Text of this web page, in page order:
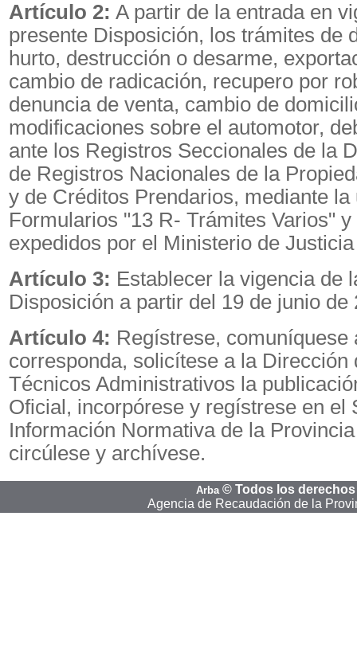
Artículo 2: A partir de la entrada en
presente Disposición, los trámites de
hurto, destrucción o desarme,
cambio de radicación, recupero por
denuncia de venta, cambio de
modificaciones sobre el automotor,
ante los Registros Seccionales de la
de Registros Nacionales de la
y de Créditos Prendarios, mediante
Formularios "13 R- Trámites Varios"
expedidos por el Ministerio de
Artículo 3: Establecer la vigencia de
Disposición a partir del 19 de junio de
Artículo 4: Regístrese, comuníquese
corresponda, solicítese a la Dirección
Técnicos Administrativos la
Oficial, incorpórese y regístrese en el
Información Normativa de la
circúlese y archívese.
Arba © Todos los
Agencia de Recaudación de la